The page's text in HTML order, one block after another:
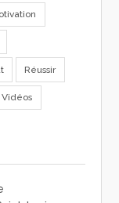
Réussir
Vidéos